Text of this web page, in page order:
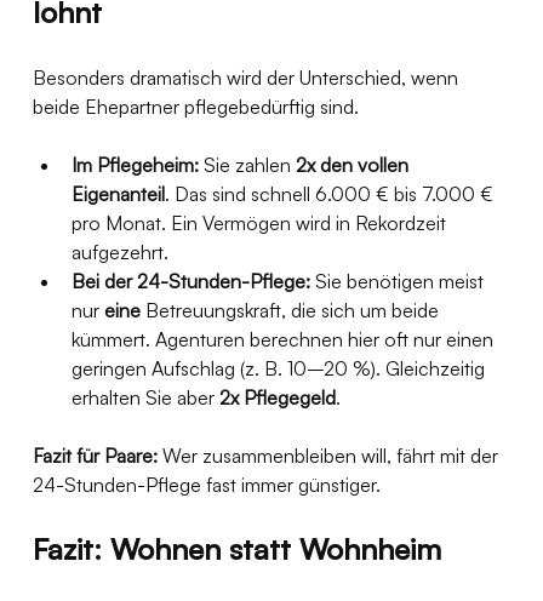
lohnt
Besonders dramatisch wird der Unterschied, wenn
beide Ehepartner pflegebedürftig sind.
Im Pflegeheim: Sie zahlen 2x den vollen
Eigenanteil. Das sind schnell 6.000 € bis 7.000 €
pro Monat. Ein Vermögen wird in Rekordzeit
aufgezehrt.
Bei der 24-Stunden-Pflege: Sie benötigen meist
nur eine Betreuungskraft, die sich um beide
kümmert. Agenturen berechnen hier oft nur einen
geringen Aufschlag (z. B. 10–20 %). Gleichzeitig
erhalten Sie aber 2x Pflegegeld.
Fazit für Paare: Wer zusammenbleiben will, fährt mit der
24-Stunden-Pflege fast immer günstiger.
Fazit: Wohnen statt Wohnheim